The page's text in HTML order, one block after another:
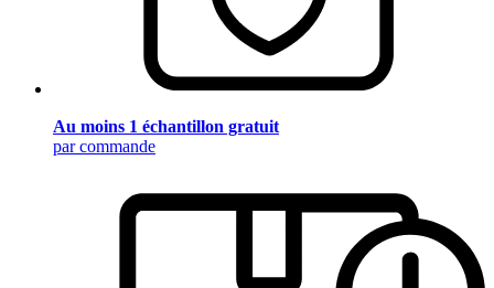
Au moins 1 échantillon gratuit
par commande